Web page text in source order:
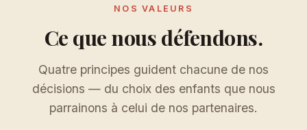
NOS VALEURS
Ce que nous défendons.
Quatre principes guident chacune de nos
décisions — du choix des enfants que nous
parrainons à celui de nos partenaires.